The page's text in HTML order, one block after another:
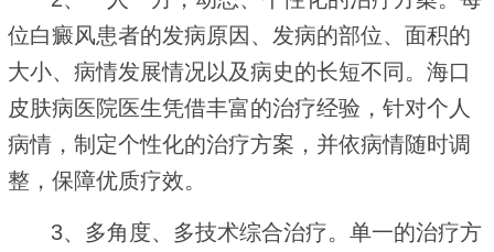
位白癜风患者的发病原因、发病的部位、面积的
大小、病情发展情况以及病史的长短不同。海口
皮肤病医院医生凭借丰富的治疗经验，针对个人
病情，制定个性化的治疗方案，并依病情随时调
整，保障优质疗效。
3、多角度、多技术综合治疗。单一的治疗方